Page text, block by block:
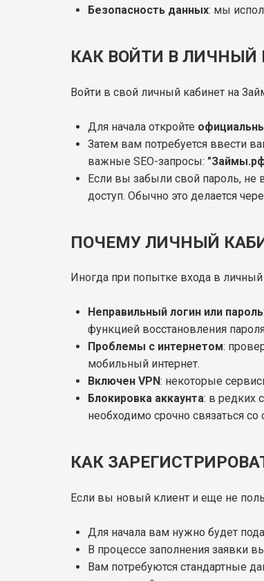
Безопасность данных: мы
КАК ВОЙТИ В
Войти в свой личный кабинет на
Для начала откройте
Затем вам потребуется ввести
важные SEO-запросы:
Если вы забыли свой пароль, не
доступ. Обычно это делается
ПОЧЕМУ ЛИЧНЫЙ
Иногда при попытке входа в
Неправильный логин или пароль
функцией восстановления
Проблемы с интернетом:
мобильный интернет.
Включен VPN: некоторые
Блокировка аккаунта: в редких
необходимо срочно связаться
КАК
Если вы новый клиент и еще не
Для начала вам нужно будет
В процессе заполнения заявки
Вам потребуются стандартные